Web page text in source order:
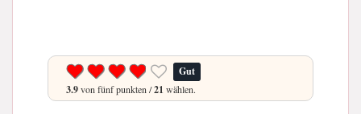
Gut
3.9von fünf punkten /21 wählen.